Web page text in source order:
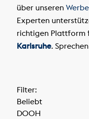
über unseren
Experten
richtigen Plattform
Karlsruhe.
Filter:
Beliebt
DOOH